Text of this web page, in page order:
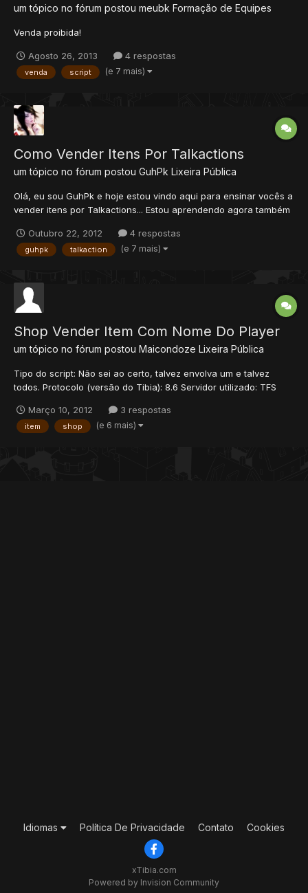
um tópico no fórum postou meubk Formação de Equipes
Venda proibida!
Agosto 26, 2013 4 respostas
venda script (e 7 mais)
Como Vender Itens Por Talkactions
um tópico no fórum postou GuhPk Lixeira Pública
Olá, eu sou GuhPk e hoje estou vindo aqui para ensinar vocês a
vender itens por Talkactions... Estou aprendendo agora também
para 1 item a venda... Caso eu descobra outra maneira de criar
em 1 script só eu posto aqui!!! =...
Outubro 22, 2012 4 respostas
guhpk talkaction (e 7 mais)
Shop Vender Item Com Nome Do Player
um tópico no fórum postou Maicondoze Lixeira Pública
Tipo do script: Não sei ao certo, talvez envolva um e talvez
todos. Protocolo (versão do Tibia): 8.6 Servidor utilizado: TFS
(itermediari) Adicionais/Informações: Quero que o shop quando
venda item fique uma tag igual a descr...
Março 10, 2012 3 respostas
item shop (e 6 mais)
Idiomas Política De Privacidade Contato Cookies
xTibia.com
Powered by Invision Community